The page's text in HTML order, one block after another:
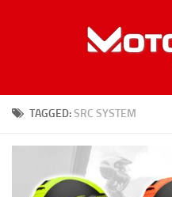
TAGGED:SRC SYSTEM